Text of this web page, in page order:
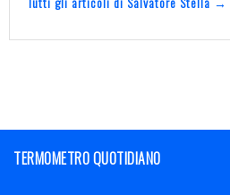
TERMOMETRO QUOTIDIANO